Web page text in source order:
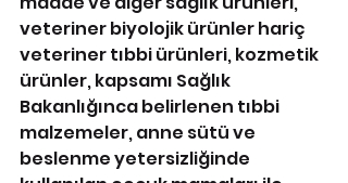
veteriner biyolojik ürünler hariç
veteriner tıbbi ürünleri, kozmetik
ürünler, kapsamı Sağlık
Bakanlığınca belirlenen tıbbi
malzemeler, anne sütü ve
beslenme yetersizliğinde